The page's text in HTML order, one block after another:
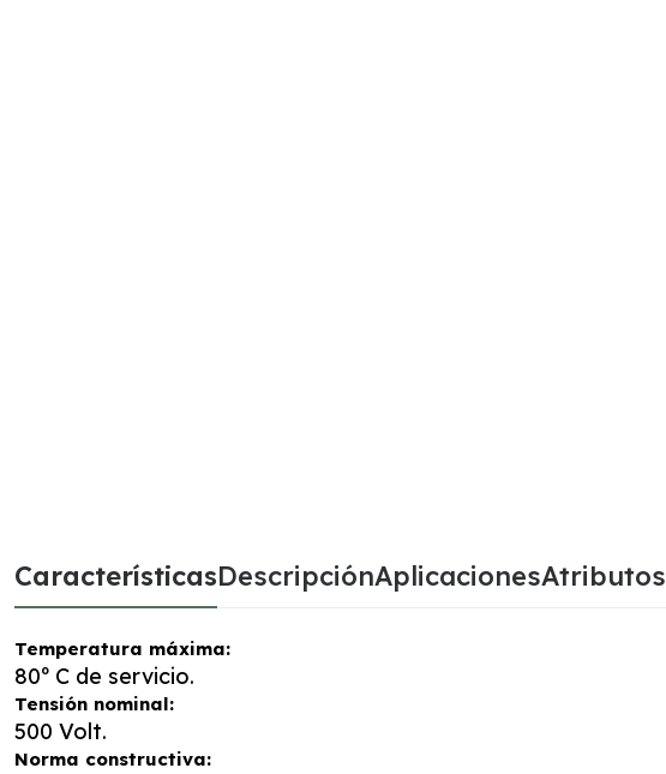
CaracterísticasDescripciónAplicacionesAtributos
Temperatura máxima:
80º C de servicio.
Tensión nominal:
500 Volt.
Norma constructiva: